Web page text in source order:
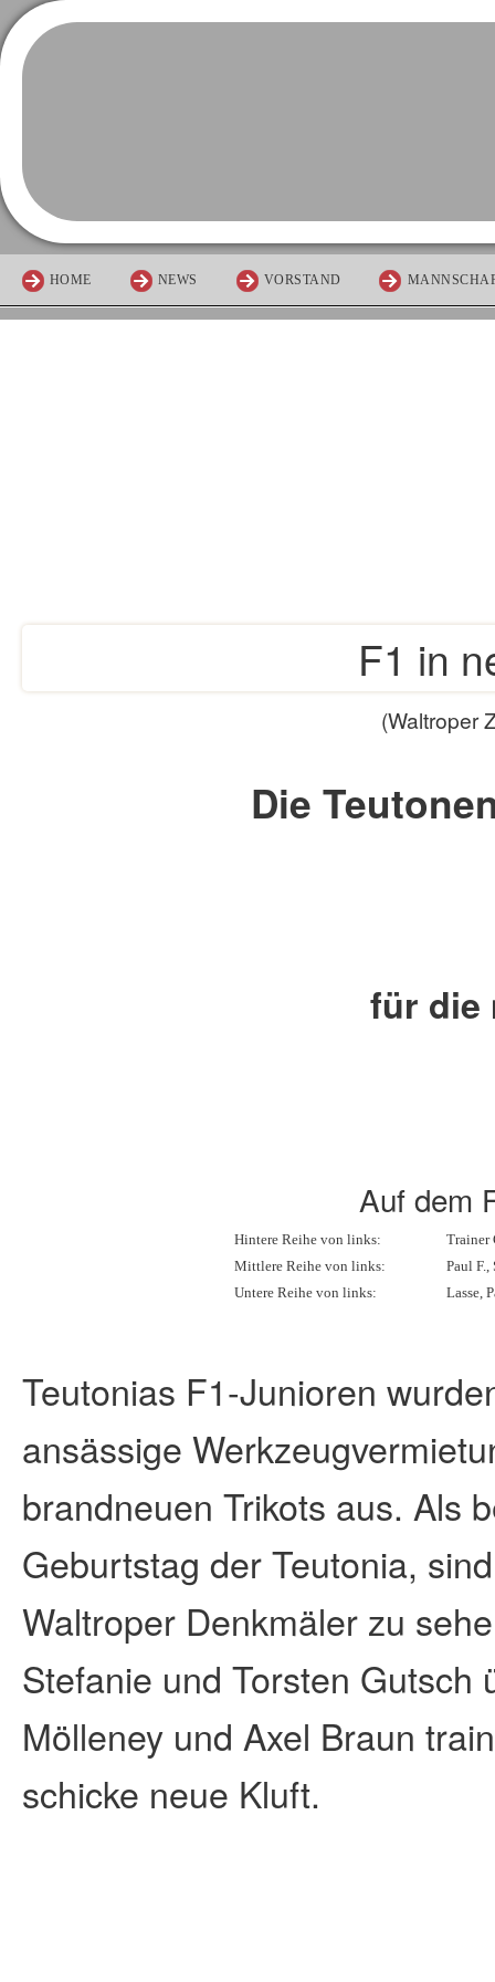
HOME NEWS VORSTAND
F1 in
(Waltroper
Die
für die
Auf dem
Hintere Reihe von links:
Trainer
Mittlere Reihe von links:
Paul F.,
Untere Reihe von links:
Lasse,
Teutonias F1-Junioren
ansässige
brandneuen Trikots aus. Als
Geburtstag der Teutonia,
Waltroper Denkmäler zu
Stefanie und Torsten
Mölleney und Axel Braun
schicke neue Kluft.